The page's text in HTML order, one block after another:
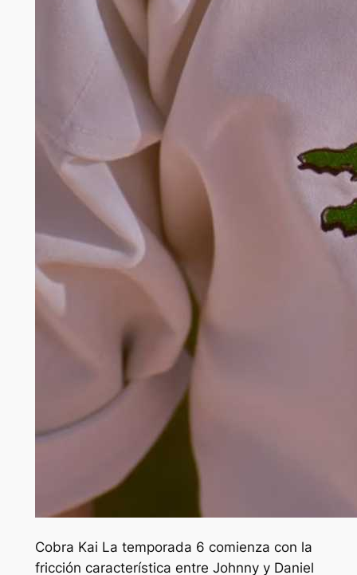
Cobra Kai La temporada 6 comienza con la
fricción característica entre Johnny y Daniel